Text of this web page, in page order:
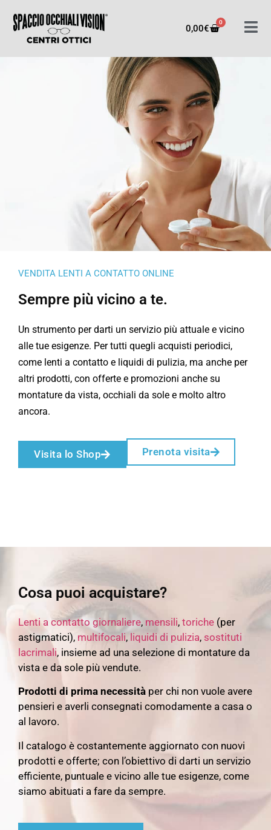
0,00€
0
VENDITA LENTI A CONTATTO ONLINE
Sempre più vicino a te.
Un strumento per darti un servizio più attuale e vicino
alle tue esigenze. Per tutti quegli acquisti periodici,
come lenti a contatto e liquidi di pulizia, ma anche per
altri prodotti, con offerte e promozioni anche su
montature da vista, occhiali da sole e molto altro
ancora.
Visita lo Shop Prenota visita
Cosa puoi acquistare?
Lenti a contatto giornaliere, mensili, toriche (per
astigmatici), multifocali, liquidi di pulizia, sostituti
lacrimali, insieme ad una selezione di montature da
vista e da sole più vendute.
Prodotti di prima necessità per chi non vuole avere
pensieri e averli consegnati comodamente a casa o
al lavoro.
Il catalogo è costantemente aggiornato con nuovi
prodotti e offerte; con l’obiettivo di darti un servizio
efficiente, puntuale e vicino alle tue esigenze, come
siamo abituati a fare da sempre.